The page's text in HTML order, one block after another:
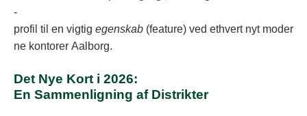
-
profil til en vigtig egenskab (feature) ved ethvert nyt moder
ne kontorer Aalborg.
Det Nye Kort i 2026:
En Sammenligning af Distrikter